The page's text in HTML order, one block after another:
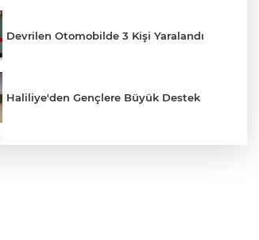
Devrilen Otomobilde 3 Kişi Yaralandı
Haliliye'den Gençlere Büyük Destek